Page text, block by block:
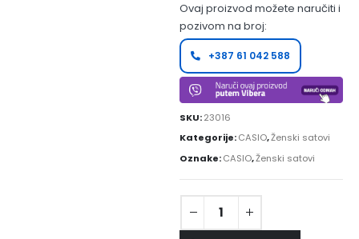
Ovaj proizvod možete naručiti i
pozivom na broj:
+387 61 042 588
SKU:23016
Kategorije:CASIO,Ženski satovi
Oznake:CASIO,Ženski satovi